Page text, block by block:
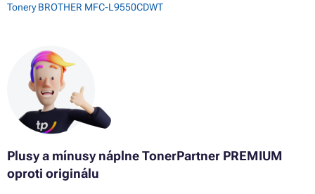
Tonery BROTHER MFC-L9550CDWT
Plusy a mínusy náplne TonerPartner PREMIUM
oproti originálu